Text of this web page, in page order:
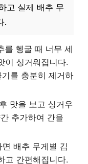
고 실제 배추 무
.
를 헹굴 때 너무 세
이 싱거워집니다.
를 충분히 제거하
맛을 보고 싱거우
추가하여 간을
배추 무게별 김
고 간편해집니다.